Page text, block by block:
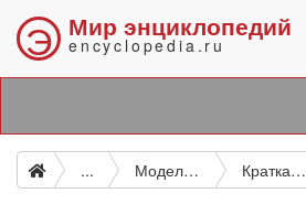
Э Мир энциклопедий
encyclopedia.ru
... Моделирование. Модели одежды Краткая энциклопедия скорняка